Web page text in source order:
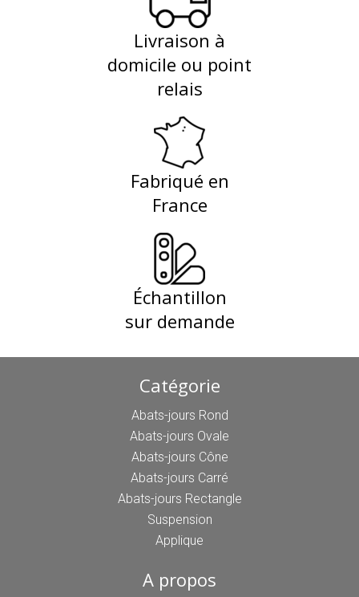
Livraison à
domicile ou point
relais
Fabriqué en
France
Échantillon
sur demande
Catégorie
Abats-jours Rond
Abats-jours Ovale
Abats-jours Cône
Abats-jours Carré
Abats-jours Rectangle
Suspension
Applique
A propos